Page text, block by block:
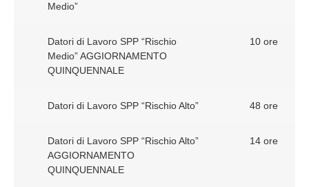
Medio”
Datori di Lavoro SPP “Rischio
Medio” AGGIORNAMENTO
QUINQUENNALE
10 ore
Datori di Lavoro SPP “Rischio Alto” 48 ore
Datori di Lavoro SPP “Rischio Alto”
AGGIORNAMENTO
QUINQUENNALE
14 ore